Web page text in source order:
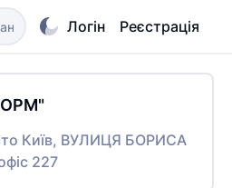
Логін Реєстрація
Київ, ВУЛИЦЯ БОРИСА
227